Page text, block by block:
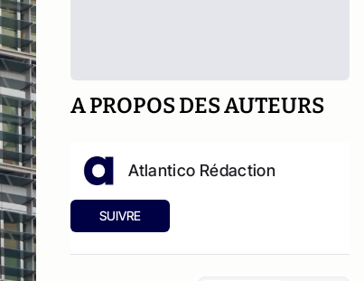
A PROPOS DES AUTEURS
Atlantico Rédaction
SUIVRE